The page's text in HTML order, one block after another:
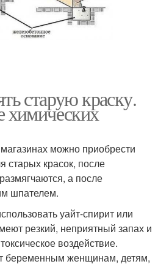
старую краску.
химических
можно приобрести
старых красок, после
а после
шпателем.
уайт-спирит или
резкий, неприятный запах и
воздействие.
беременным женщинам, детям,